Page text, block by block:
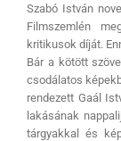
Szabó István
Filmszemlén
kritikusok díját.
Bár a kötött
csodálatos
rendezett Gaál
lakásának
tárgyakkal és